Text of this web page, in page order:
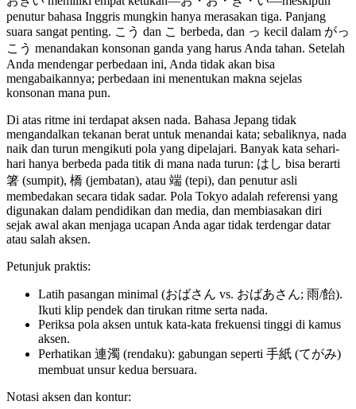
penutur bahasa Inggris mungkin hanya merasakan tiga. Panjang
suara sangat penting. こう dan こ berbeda, dan っ kecil dalam がっ
こう menandakan konsonan ganda yang harus Anda tahan. Setelah
Anda mendengar perbedaan ini, Anda tidak akan bisa
mengabaikannya; perbedaan ini menentukan makna sejelas
konsonan mana pun.
Di atas ritme ini terdapat aksen nada. Bahasa Jepang tidak
mengandalkan tekanan berat untuk menandai kata; sebaliknya, nada
naik dan turun mengikuti pola yang dipelajari. Banyak kata sehari-
hari hanya berbeda pada titik di mana nada turun: はし bisa berarti
箸 (sumpit), 橋 (jembatan), atau 端 (tepi), dan penutur asli
membedakan secara tidak sadar. Pola Tokyo adalah referensi yang
digunakan dalam pendidikan dan media, dan membiasakan diri
sejak awal akan menjaga ucapan Anda agar tidak terdengar datar
atau salah aksen.
Petunjuk praktis:
Latih pasangan minimal (おばさん vs. おばあさん; 雨/飴).
Ikuti klip pendek dan tirukan ritme serta nada.
Periksa pola aksen untuk kata-kata frekuensi tinggi di kamus
aksen.
Perhatikan 連濁 (rendaku): gabungan seperti 手紙 (てがみ)
membuat unsur kedua bersuara.
Notasi aksen dan kontur: